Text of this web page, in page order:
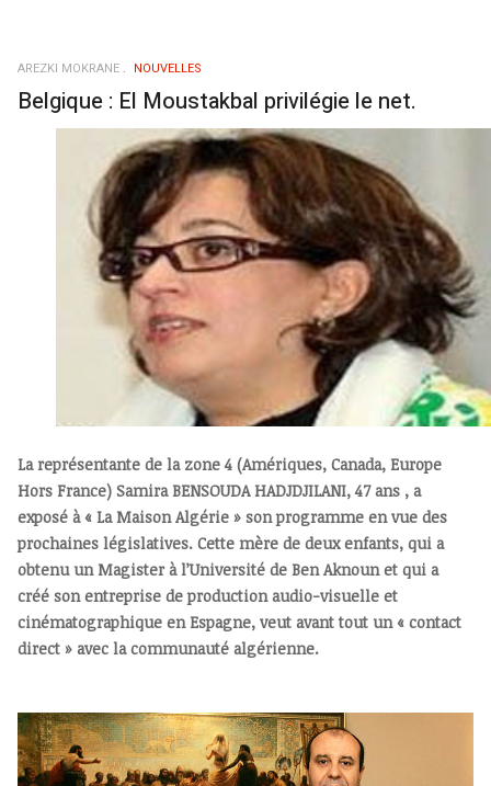
AREZKI MOKRANE NOUVELLES
Belgique : El Moustakbal privilégie le net.
La représentante de la zone 4 (Amériques, Canada, Europe
Hors France) Samira BENSOUDA HADJDJILANI, 47 ans , a
exposé à « La Maison Algérie » son programme en vue des
prochaines législatives. Cette mère de deux enfants, qui a
obtenu un Magister à l’Université de Ben Aknoun et qui a
créé son entreprise de production audio-visuelle et
cinématographique en Espagne, veut avant tout un « contact
direct » avec la communauté algérienne.